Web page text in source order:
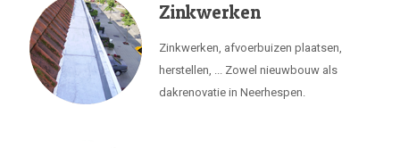
Zinkwerken
Zinkwerken, afvoerbuizen plaatsen,
herstellen, ... Zowel nieuwbouw als
dakrenovatie in Neerhespen.